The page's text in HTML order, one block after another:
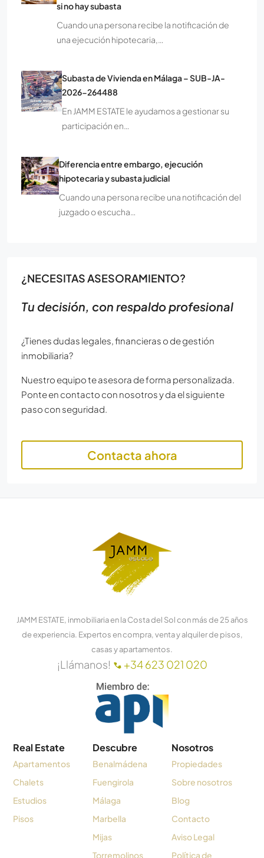
si no hay subasta
Cuando una persona recibe la notificación de
una ejecución hipotecaria,…
Subasta de Vivienda en Málaga – SUB-JA-
2026-264488
En JAMM ESTATE le ayudamos a gestionar su
participación en…
Diferencia entre embargo, ejecución
hipotecaria y subasta judicial
Cuando una persona recibe una notificación del
juzgado o escucha…
¿NECESITAS ASESORAMIENTO?
Tu decisión, con respaldo profesional
¿Tienes dudas legales, financieras o de gestión
inmobiliaria?
Nuestro equipo te asesora de forma personalizada.
Ponte en contacto con nosotros y da el siguiente
paso con seguridad.
Contacta ahora
JAMM ESTATE, inmobiliaria en la Costa del Sol con más de 25 años
de experiencia. Expertos en compra, venta y alquiler de pisos,
casas y apartamentos.
¡Llámanos! +34 623 021 020
Real Estate
Apartamentos
Chalets
Estudios
Pisos
Descubre
Benalmádena
Fuengirola
Málaga
Marbella
Mijas
Torremolinos
Nosotros
Propiedades
Sobre nosotros
Blog
Contacto
Aviso Legal
Política de